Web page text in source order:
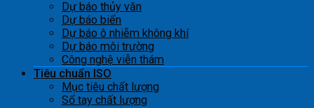
Dự báo thủy văn
Dự báo biển
Dự báo ô nhiễm không khí
Dự báo môi trường
Công nghệ viễn thám
Tiêu chuẩn ISO
Mục tiêu chất lượng
Sổ tay chất lượng